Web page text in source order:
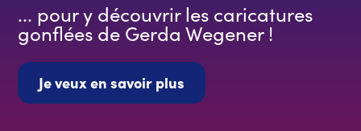
... pour y découvrir les caricatures
gonflées de Gerda Wegener !
Je veux en savoir plus